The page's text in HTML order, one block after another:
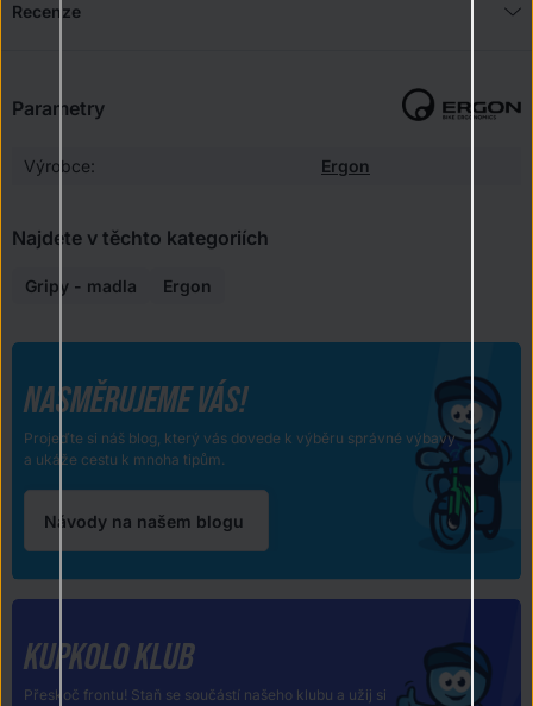
Recenze
Parametry
Výrobce: Ergon
Najdete v těchto kategoriích
Gripy - madla Ergon
KUPKOLO KLUB
Přeskoč frontu! Staň se součástí našeho klubu a užij si
NASMĚRUJEME VÁS!
Projeďte si náš blog, který vás dovede k výběru správné výbavy
a ukáže cestu k mnoha tipům.
Návody na našem blogu